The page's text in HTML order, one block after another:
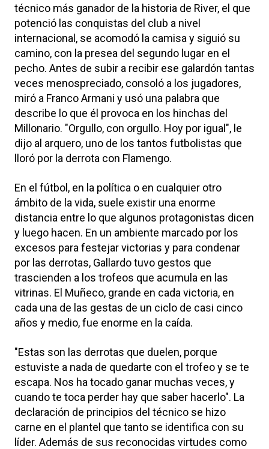
técnico más ganador de la historia de River, el que
potenció las conquistas del club a nivel
internacional, se acomodó la camisa y siguió su
camino, con la presea del segundo lugar en el
pecho. Antes de subir a recibir ese galardón tantas
veces menospreciado, consoló a los jugadores,
miró a Franco Armani y usó una palabra que
describe lo que él provoca en los hinchas del
Millonario. "Orgullo, con orgullo. Hoy por igual", le
dijo al arquero, uno de los tantos futbolistas que
lloró por la derrota con Flamengo.
En el fútbol, en la política o en cualquier otro
ámbito de la vida, suele existir una enorme
distancia entre lo que algunos protagonistas dicen
y luego hacen. En un ambiente marcado por los
excesos para festejar victorias y para condenar
por las derrotas, Gallardo tuvo gestos que
trascienden a los trofeos que acumula en las
vitrinas. El Muñeco, grande en cada victoria, en
cada una de las gestas de un ciclo de casi cinco
años y medio, fue enorme en la caída.
"Estas son las derrotas que duelen, porque
estuviste a nada de quedarte con el trofeo y se te
escapa. Nos ha tocado ganar muchas veces, y
cuando te toca perder hay que saber hacerlo". La
declaración de principios del técnico se hizo
carne en el plantel que tanto se identifica con su
líder. Además de sus reconocidas virtudes como